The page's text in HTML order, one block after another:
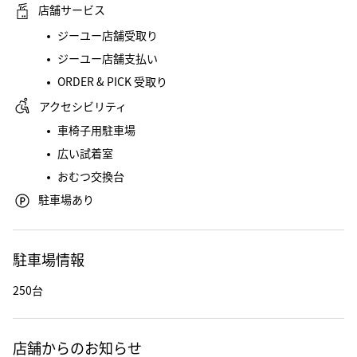
店舗サービス
ジーユー店舗受取り
ジーユー店舗支払い
ORDER & PICK 受取り
アクセシビリティ
車椅子用駐車場
広い試着室
おむつ交換台
駐車場あり
駐車場情報
250台
店舗からのお知らせ